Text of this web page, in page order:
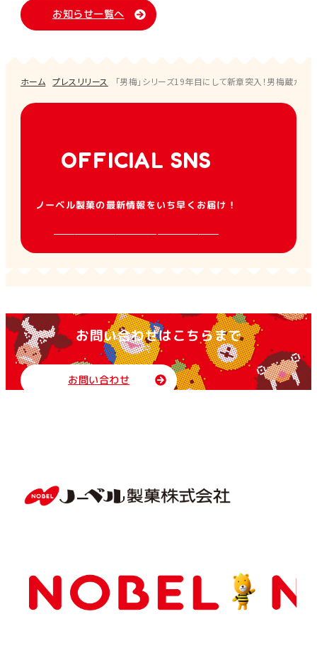
お知らせ一覧へ
ホーム プレスリリース 「男梅」シリーズ19年目にして新章突入！男梅蔵が
OFFICIAL SNS
ノーベル製菓の最新情報をいち早くお届け！
お問い合わせはこちらまで
お問い合わせ